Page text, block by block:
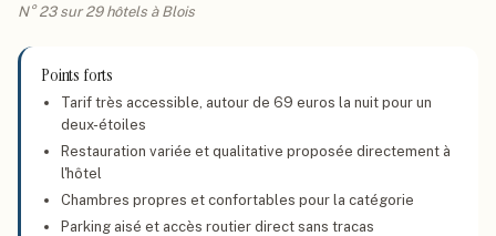
N° 23 sur 29 hôtels à Blois
Points forts
Tarif très accessible, autour de 69 euros la nuit pour un
deux-étoiles
Restauration variée et qualitative proposée directement à
l'hôtel
Chambres propres et confortables pour la catégorie
Parking aisé et accès routier direct sans tracas